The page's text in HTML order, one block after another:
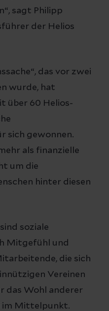
sagt Philipp
der Helios
das vor zwei
wurde, hat
über 60 Helios-
sich gewonnen.
als finanzielle
um die
hinter diesen
soziale
Mitgefühl und
die sich
Vereinen
das Wohl anderer
im Mittelpunkt.